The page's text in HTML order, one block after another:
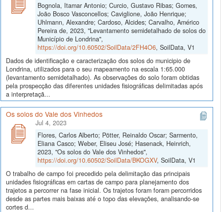
Bognola, Itamar Antonio; Curcio, Gustavo Ribas; Gomes,
João Bosco Vasconcellos; Caviglione, João Henrique;
Uhlmann, Alexandre; Cardoso, Alcides; Carvalho, Américo
Pereira de, 2023, "Levantamento semidetalhado de solos do
Município de Londrina",
https://doi.org/10.60502/SoilData/2FH4O6, SoilData, V1
Dados de identificação e caracterização dos solos do municipio de
Londrina, utilizados para o seu mapeamento na escala 1:65.000
(levantamento semidetalhado). As observações do solo foram obtidas
pela prospecção das diferentes unidades fisiográficas delimitadas após
a interpretaçã...
Os solos do Vale dos Vinhedos
Jul 4, 2023
Flores, Carlos Alberto; Pötter, Reinaldo Oscar; Sarmento,
Eliana Casco; Weber, Eliseu José; Hasenack, Heinrich,
2023, "Os solos do Vale dos Vinhedos",
https://doi.org/10.60502/SoilData/BKOGXV, SoilData, V1
O trabalho de campo foi precedido pela delimitação das principais
unidades fisiográficas em cartas de campo para planejamento dos
trajetos a percorrer na fase inicial. Os trajetos foram foram percorridos
desde as partes mais baixas até o topo das elevações, analisando-se
cortes d...